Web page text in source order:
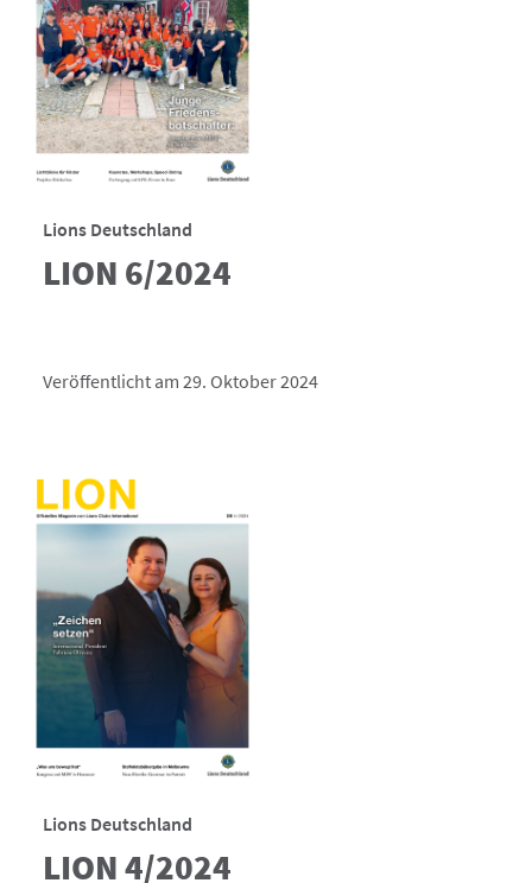
Lions Deutschland
LION 6/2024
Veröffentlicht am 29. Oktober 2024
Lions Deutschland
LION 4/2024